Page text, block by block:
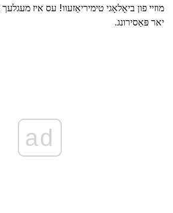
מוזיי פון ביאָלאָגי טימיריאַזעוו! עס איז
יאר פּאַסירונג.
ad